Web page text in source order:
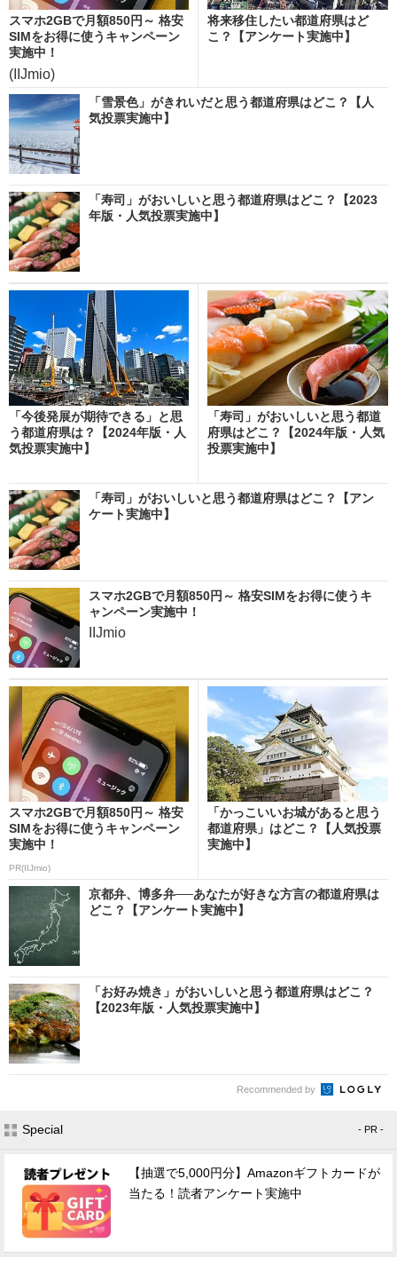
スマホ2GBで月額850円～ 格安
SIMをお得に使うキャンペーン
実施中！
(IIJmio)
将来移住したい都道府県はど
こ？【アンケート実施中】
「雪景色」がきれいだと思う都道府県はどこ？【人
気投票実施中】
「寿司」がおいしいと思う都道府県はどこ？【2023
年版・人気投票実施中】
「今後発展が期待できる」と思
う都道府県は？【2024年版・人
気投票実施中】
「寿司」がおいしいと思う都道
府県はどこ？【2024年版・人気
投票実施中】
「寿司」がおいしいと思う都道府県はどこ？【アン
ケート実施中】
スマホ2GBで月額850円～ 格安SIMをお得に使うキ
ャンペーン実施中！
IIJmio
スマホ2GBで月額850円～ 格安
SIMをお得に使うキャンペーン
実施中！
PR(IIJmio)
「かっこいいお城があると思う
都道府県」はどこ？【人気投票
実施中】
京都弁、博多弁──あなたが好きな方言の都道府県は
どこ？【アンケート実施中】
「お好み焼き」がおいしいと思う都道府県はどこ？
【2023年版・人気投票実施中】
Recommended by
Special - PR -
【抽選で5,000円分】Amazonギフトカードが
当たる！読者アンケート実施中